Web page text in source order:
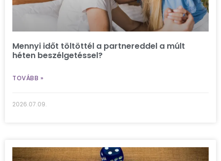
Mennyi időt töltöttél a partnereddel a múlt
héten beszélgetéssel?
TOVÁBB »
2026.07.09.